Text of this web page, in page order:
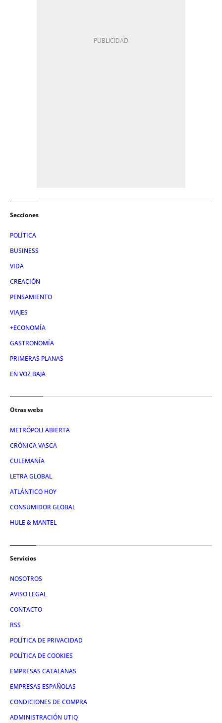
Secciones
POLÍTICA
BUSINESS
VIDA
CREACIÓN
PENSAMIENTO
VIAJES
+ECONOMÍA
GASTRONOMÍA
PRIMERAS PLANAS
EN VOZ BAJA
Otras webs
METRÓPOLI ABIERTA
CRÓNICA VASCA
CULEMANÍA
LETRA GLOBAL
ATLÁNTICO HOY
CONSUMIDOR GLOBAL
HULE & MANTEL
Servicios
NOSOTROS
AVISO LEGAL
CONTACTO
RSS
POLÍTICA DE PRIVACIDAD
POLÍTICA DE COOKIES
EMPRESAS CATALANAS
EMPRESAS ESPAÑOLAS
CONDICIONES DE COMPRA
ADMINISTRACIÓN UTIQ